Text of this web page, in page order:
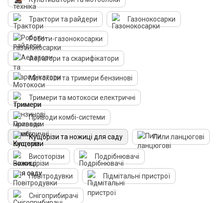
Трактори та райдери Газонокосарки
Роботи-газонокосарки
Аератори та скарифікатори
Мотокоси та тримери бензинові
Тримери та мотокоси електричні
Приводи комбі-системи
Кущорізи та ножиці для саду Пили ланцюгові
Висоторізи Подрібнювачі
Повітродувки Підмітальні пристрої
Снігоприбирачі